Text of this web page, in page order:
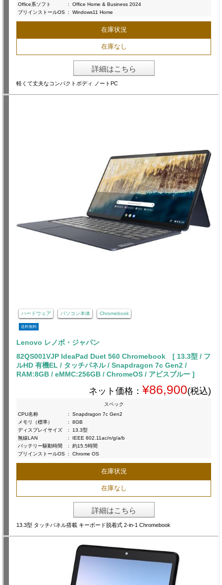
Office系ソフト
:
Office Home & Business 2024
プリインストールOS : Windows11 Home
在庫状況
在庫なし
詳細はこちら
軽くて丈夫なコンパクトボディ ノートPC
ハードウェア パソコン本体 Chromebook
送料無料
Lenovo レノボ・ジャパン
82QS001VJP IdeaPad Duet 560 Chromebook [ 13.3型 / フ
ルHD 有機EL / タッチパネル / Snapdragon 7c Gen2 /
RAM:8GB / eMMC:256GB / ChromeOS / アビスブルー ]
ネット価格： ¥86,900(税込)
スペック
CPU名称
:
Snapdragon 7c Gen2
メモリ（標準）
:
8GB
ディスプレイサイズ
:
13.3型
無線LAN
:
IEEE 802.11ac/n/g/a/b
バッテリー駆動時間
:
約15.5時間
プリインストールOS : Chrome OS
在庫状況
在庫なし
詳細はこちら
13.3型 タッチパネル搭載 キーボード脱着式 2-in-1 Chromebook